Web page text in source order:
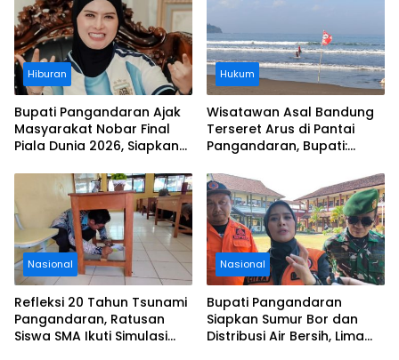
Hiburan
Bupati Pangandaran Ajak
Masyarakat Nobar Final
Piala Dunia 2026, Siapkan
Hukum
Wisatawan Asal Bandung
Terseret Arus di Pantai
Pangandaran, Bupati:
Aturan
Nasional
Refleksi 20 Tahun Tsunami
Pangandaran, Ratusan
Siswa SMA Ikuti Simulasi
Nasional
Bupati Pangandaran
Siapkan Sumur Bor dan
Distribusi Air Bersih, Lima